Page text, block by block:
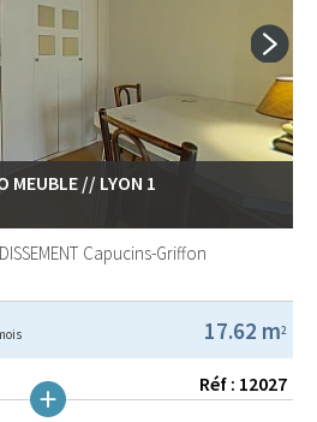
MEUBLE // LYON 1
Capucins-Griffon
17.62 m2
Réf : 12027